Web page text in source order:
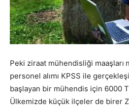
Peki ziraat mühendisliği maaşları
personel alımı KPSS ile
başlayan bir mühendis için 6000
Ülkemizde küçük ilçeler de birer